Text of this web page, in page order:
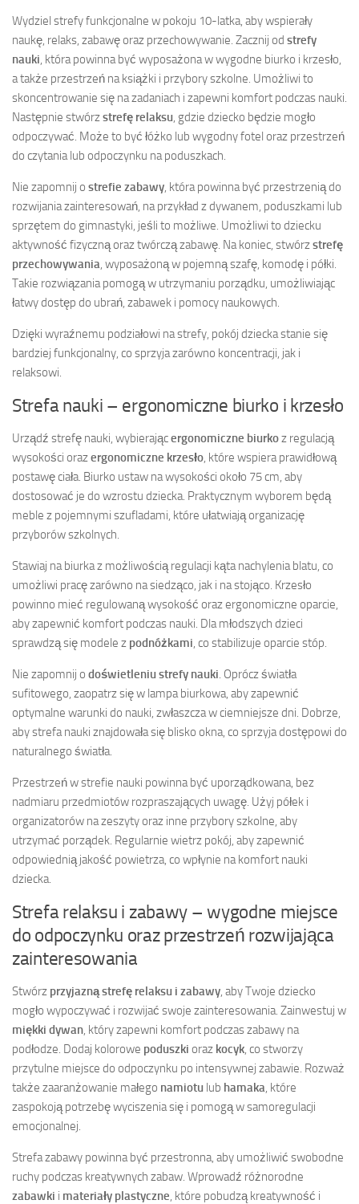
Wydziel strefy funkcjonalne w pokoju 10-latka, aby wspierały
naukę, relaks, zabawę oraz przechowywanie. Zacznij od strefy
nauki , która powinna być wyposażona w wygodne biurko i krzesło,
a także przestrzeń na książki i przybory szkolne. Umożliwi to
skoncentrowanie się na zadaniach i zapewni komfort podczas nauki.
Następnie stwórzstrefę relaksu , gdzie dziecko będzie mogło
odpoczywać. Może to być łóżko lub wygodny fotel oraz przestrzeń
do czytania lub odpoczynku na poduszkach.
Nie zapomnij o strefie zabawy , która powinna być przestrzenią do
rozwijania zainteresowań, na przykład z dywanem, poduszkami lub
sprzętem do gimnastyki, jeśli to możliwe. Umożliwi to dziecku
aktywność fizyczną oraz twórczą zabawę. Na koniec, stwórzstrefę
przechowywania , wyposażoną w pojemną szafę, komodę i półki.
Takie rozwiązania pomogą w utrzymaniu porządku, umożliwiając
łatwy dostęp do ubrań, zabawek i pomocy naukowych.
Dzięki wyraźnemu podziałowi na strefy, pokój dziecka stanie się
bardziej funkcjonalny, co sprzyja zarówno koncentracji, jak i
relaksowi.
Strefa nauki – ergonomiczne biurko i krzesło
Urządź strefę nauki, wybierającergonomiczne biurkoz regulacją
wysokości orazergonomiczne krzesło , które wspiera prawidłową
postawę ciała. Biurko ustaw na wysokości około 75 cm, aby
dostosować je do wzrostu dziecka. Praktycznym wyborem będą
meble z pojemnymi szufladami, które ułatwiają organizację
przyborów szkolnych.
Stawiaj na biurka z możliwością regulacji kąta nachylenia blatu, co
umożliwi pracę zarówno na siedząco, jak i na stojąco. Krzesło
powinno mieć regulowaną wysokość oraz ergonomiczne oparcie,
aby zapewnić komfort podczas nauki. Dla młodszych dzieci
sprawdzą się modele z podnóżkami , co stabilizuje oparcie stóp.
Nie zapomnij o doświetleniu strefy nauki . Oprócz światła
sufitowego, zaopatrz się w lampa biurkowa, aby zapewnić
optymalne warunki do nauki, zwłaszcza w ciemniejsze dni. Dobrze,
aby strefa nauki znajdowała się blisko okna, co sprzyja dostępowi do
naturalnego światła.
Przestrzeń w strefie nauki powinna być uporządkowana, bez
nadmiaru przedmiotów rozpraszających uwagę. Użyj półek i
organizatorów na zeszyty oraz inne przybory szkolne, aby
utrzymać porządek. Regularnie wietrz pokój, aby zapewnić
odpowiednią jakość powietrza, co wpłynie na komfort nauki
dziecka.
Strefa relaksu i zabawy – wygodne miejsce
do odpoczynku oraz przestrzeń rozwijająca
zainteresowania
Stwórz przyjazną strefę relaksu i zabawy , aby Twoje dziecko
mogło wypoczywać i rozwijać swoje zainteresowania. Zainwestuj w
miękki dywan , który zapewni komfort podczas zabawy na
podłodze. Dodaj kolorowe poduszki oraz kocyk , co stworzy
przytulne miejsce do odpoczynku po intensywnej zabawie. Rozważ
także zaaranżowanie małego namiotu lub hamaka , które
zaspokoją potrzebę wyciszenia się i pomogą w samoregulacji
emocjonalnej.
Strefa zabawy powinna być przestronna, aby umożliwić swobodne
ruchy podczas kreatywnych zabaw. Wprowadź różnorodne
zabawki i materiały plastyczne , które pobudzą kreatywność i